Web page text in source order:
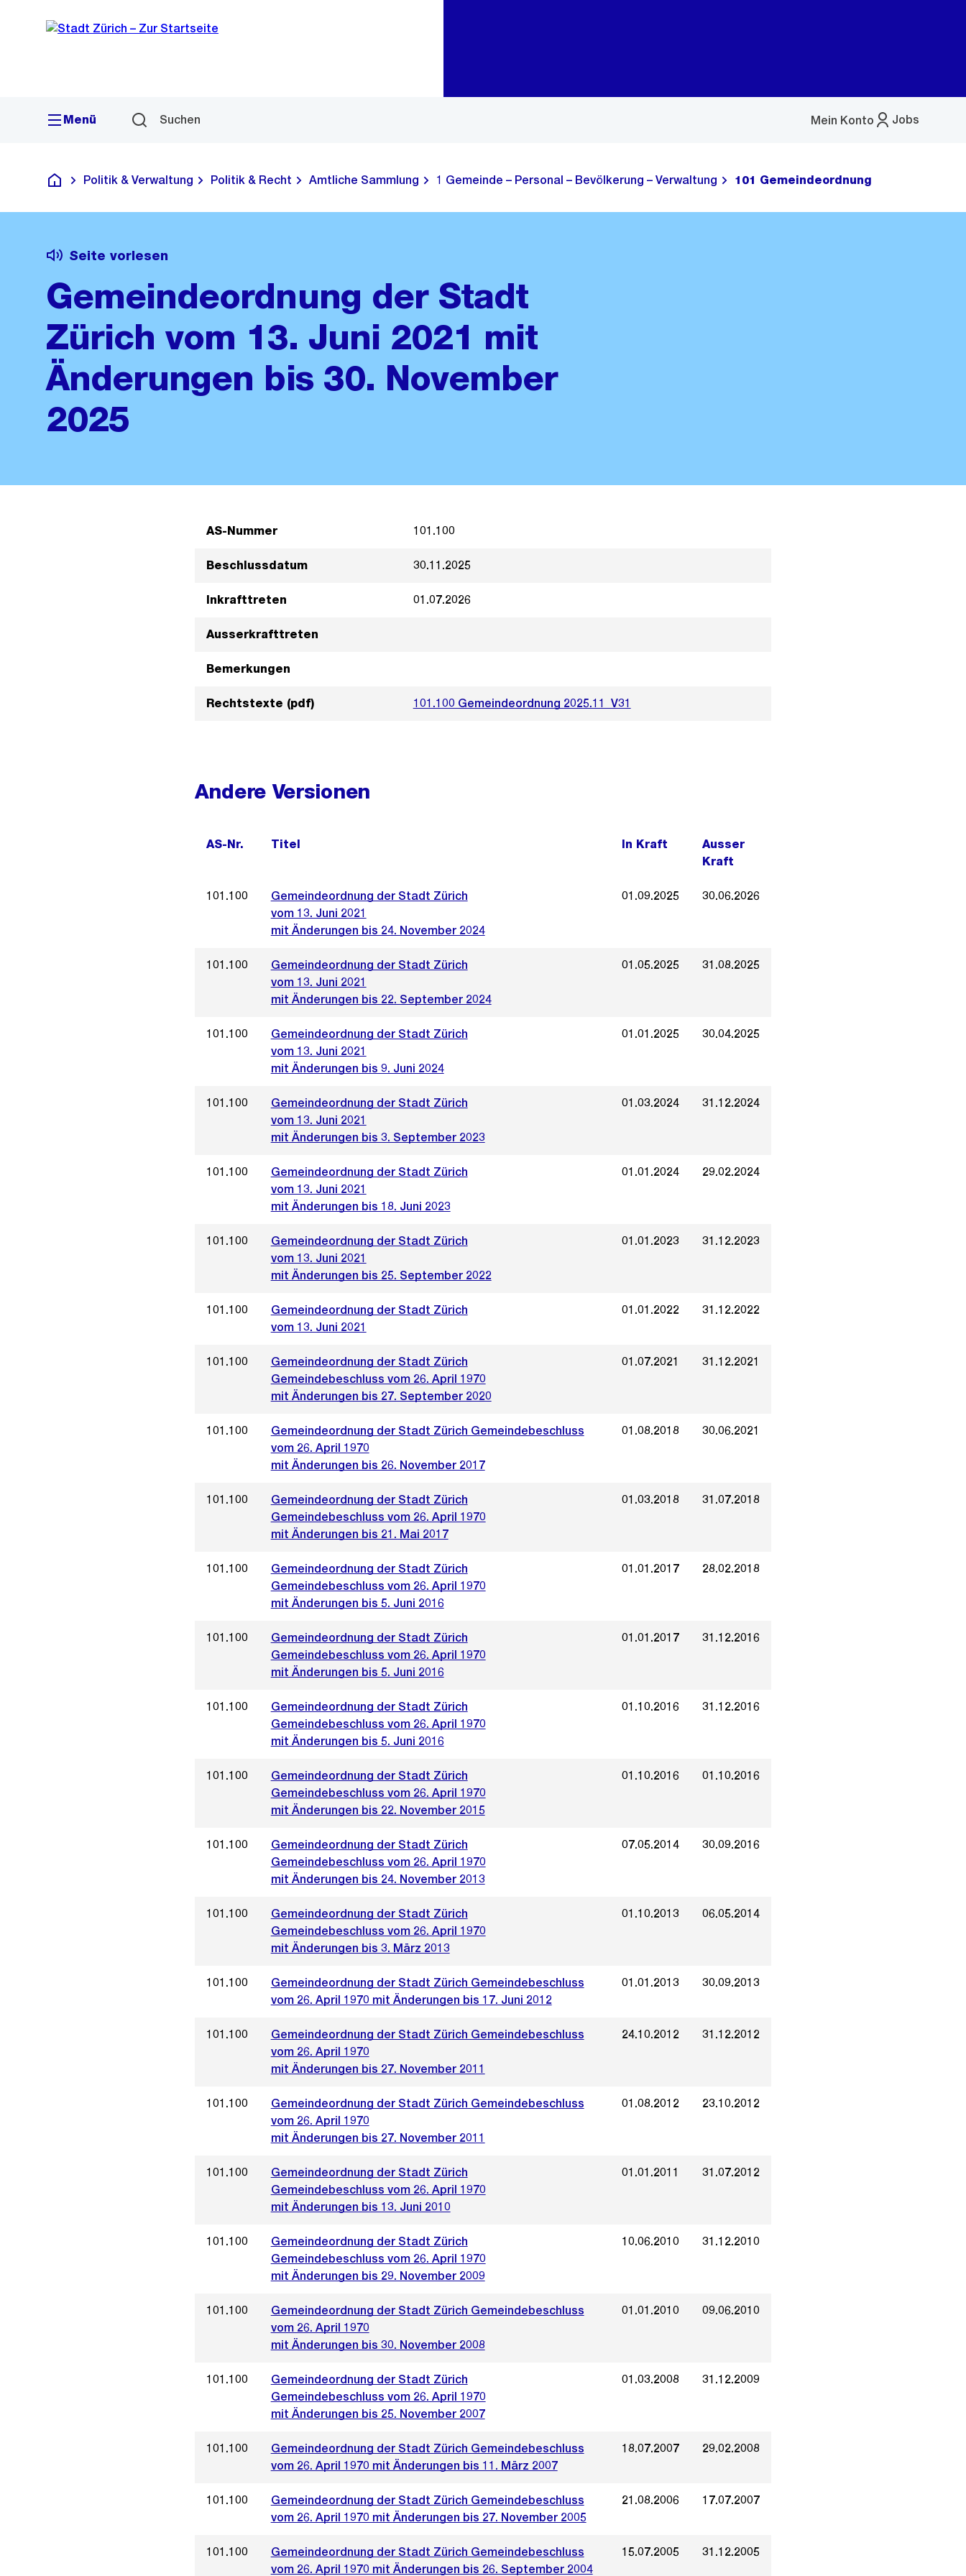
Navigation
Sprunglink
Menü Suchen Jobs
Mein Konto
Menü
Deutsch
Politik & Verwaltung Politik & Recht Amtliche Sammlung 1 Gemeinde – Personal – Bevölkerung – Verwaltung 101 Gemeindeordnung
Seite vorlesen
Gemeindeordnung der Stadt
Zürich vom 13. Juni 2021 mit
Änderungen bis 30. November
2025
AS-Nummer 101.100
Beschlussdatum 30.11.2025
Inkrafttreten 01.07.2026
Ausserkrafttreten
Bemerkungen
Rechtstexte (pdf) 101.100 Gemeindeordnung 2025.11_V31
Andere Versionen
AS-Nr. Titel In Kraft
Ausser
Kraft
101.100
Gemeindeordnung der Stadt Zürich
vom 13. Juni 2021
mit Änderungen bis 24. November 2024
01.09.2025 30.06.2026
101.100
Gemeindeordnung der Stadt Zürich
vom 13. Juni 2021
mit Änderungen bis 22. September 2024
01.05.2025 31.08.2025
101.100
Gemeindeordnung der Stadt Zürich
vom 13. Juni 2021
mit Änderungen bis 9. Juni 2024
01.01.2025 30.04.2025
101.100
Gemeindeordnung der Stadt Zürich
vom 13. Juni 2021
mit Änderungen bis 3. September 2023
01.03.2024 31.12.2024
101.100
Gemeindeordnung der Stadt Zürich
vom 13. Juni 2021
mit Änderungen bis 18. Juni 2023
01.01.2024 29.02.2024
101.100
Gemeindeordnung der Stadt Zürich
vom 13. Juni 2021
mit Änderungen bis 25. September 2022
01.01.2023 31.12.2023
101.100
Gemeindeordnung der Stadt Zürich
vom 13. Juni 2021
01.01.2022 31.12.2022
101.100
Gemeindeordnung der Stadt Zürich
Gemeindebeschluss vom 26. April 1970
mit Änderungen bis 27. September 2020
01.07.2021 31.12.2021
101.100
Gemeindeordnung der Stadt Zürich Gemeindebeschluss
vom 26. April 1970
mit Änderungen bis 26. November 2017
01.08.2018 30.06.2021
101.100
Gemeindeordnung der Stadt Zürich
Gemeindebeschluss vom 26. April 1970
mit Änderungen bis 21. Mai 2017
01.03.2018 31.07.2018
101.100
Gemeindeordnung der Stadt Zürich
Gemeindebeschluss vom 26. April 1970
mit Änderungen bis 5. Juni 2016
01.01.2017 28.02.2018
101.100
Gemeindeordnung der Stadt Zürich
Gemeindebeschluss vom 26. April 1970
mit Änderungen bis 5. Juni 2016
01.01.2017 31.12.2016
101.100
Gemeindeordnung der Stadt Zürich
Gemeindebeschluss vom 26. April 1970
mit Änderungen bis 5. Juni 2016
01.10.2016 31.12.2016
101.100
Gemeindeordnung der Stadt Zürich
Gemeindebeschluss vom 26. April 1970
mit Änderungen bis 22. November 2015
01.10.2016 01.10.2016
101.100
Gemeindeordnung der Stadt Zürich
Gemeindebeschluss vom 26. April 1970
mit Änderungen bis 24. November 2013
07.05.2014 30.09.2016
101.100
Gemeindeordnung der Stadt Zürich
Gemeindebeschluss vom 26. April 1970
mit Änderungen bis 3. März 2013
01.10.2013 06.05.2014
101.100
Gemeindeordnung der Stadt Zürich Gemeindebeschluss
vom 26. April 1970 mit Änderungen bis 17. Juni 2012
01.01.2013 30.09.2013
101.100
Gemeindeordnung der Stadt Zürich Gemeindebeschluss
vom 26. April 1970
mit Änderungen bis 27. November 2011
24.10.2012 31.12.2012
101.100
Gemeindeordnung der Stadt Zürich Gemeindebeschluss
vom 26. April 1970
mit Änderungen bis 27. November 2011
01.08.2012 23.10.2012
101.100
Gemeindeordnung der Stadt Zürich
Gemeindebeschluss vom 26. April 1970
mit Änderungen bis 13. Juni 2010
01.01.2011 31.07.2012
101.100
Gemeindeordnung der Stadt Zürich
Gemeindebeschluss vom 26. April 1970
mit Änderungen bis 29. November 2009
10.06.2010 31.12.2010
101.100
Gemeindeordnung der Stadt Zürich Gemeindebeschluss
vom 26. April 1970
mit Änderungen bis 30. November 2008
01.01.2010 09.06.2010
101.100
Gemeindeordnung der Stadt Zürich
Gemeindebeschluss vom 26. April 1970
mit Änderungen bis 25. November 2007
01.03.2008 31.12.2009
101.100
Gemeindeordnung der Stadt Zürich Gemeindebeschluss
vom 26. April 1970 mit Änderungen bis 11. März 2007
18.07.2007 29.02.2008
101.100
Gemeindeordnung der Stadt Zürich Gemeindebeschluss
vom 26. April 1970 mit Änderungen bis 27. November 2005
21.08.2006 17.07.2007
101.100
Gemeindeordnung der Stadt Zürich Gemeindebeschluss
vom 26. April 1970 mit Änderungen bis 26. September 2004
15.07.2005 31.12.2005